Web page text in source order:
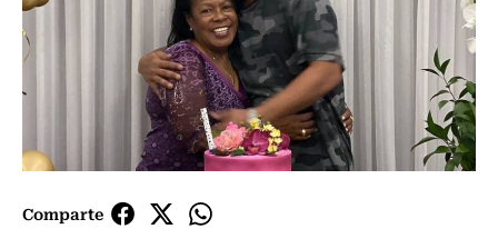
Comparte